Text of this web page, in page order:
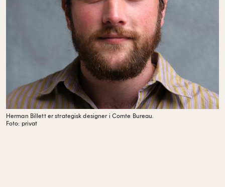
Herman Billett er strategisk designer i Comte Bureau.
Foto: privat